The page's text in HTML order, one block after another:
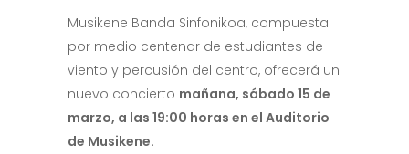
Musikene Banda Sinfonikoa, compuesta
por medio centenar de estudiantes de
viento y percusión del centro, ofrecerá un
nuevo concierto mañana, sábado 15 de
marzo, a las 19:00 horas en el Auditorio
de Musikene.